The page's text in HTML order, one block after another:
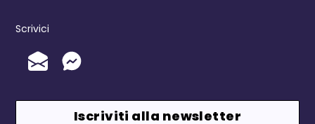
Scrivici
Invia un'Email
Messenger
Iscriviti alla newsletter